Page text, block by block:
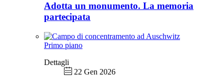
Adotta un monumento. La memoria
partecipata
Primo piano
Dettagli
22 Gen 2026